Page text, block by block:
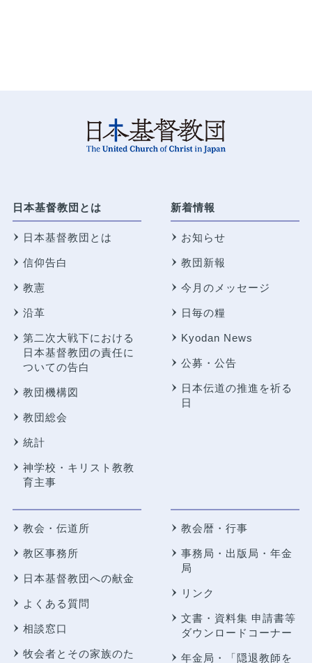
日本基督教団とは
日本基督教団とは
信仰告白
教憲
沿革
第二次大戦下における
日本基督教団の責任に
ついての告白
教団機構図
教団総会
統計
神学校・キリスト教教
育主事
新着情報
お知らせ
教団新報
今月のメッセージ
日毎の糧
Kyodan News
公募・公告
日本伝道の推進を祈る
日
教会・伝道所
教区事務所
日本基督教団への献金
よくある質問
相談窓口
牧会者とその家族のた
教会暦・行事
事務局・出版局・年金
局
リンク
文書・資料集 申請書等
ダウンロードコーナー
年金局・ 「隠退教師を